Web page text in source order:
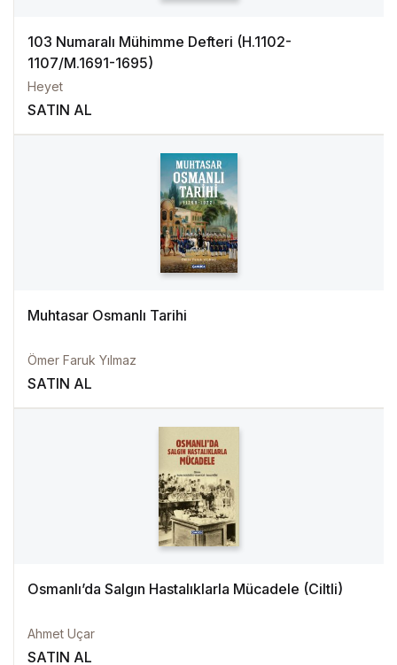
103 Numaralı Mühimme Defteri (H.1102-
1107/M.1691-1695)
Heyet
SATIN AL
Muhtasar Osmanlı Tarihi
Ömer Faruk Yılmaz
SATIN AL
Osmanlı’da Salgın Hastalıklarla Mücadele (Ciltli)
Ahmet Uçar
SATIN AL